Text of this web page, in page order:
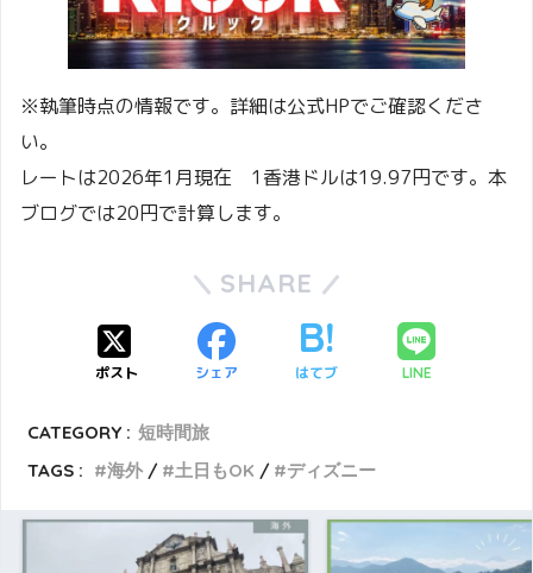
※執筆時点の情報です。詳細は公式HPでご確認くださ
い。
レートは2026年1月現在 1香港ドルは19.97円です。本
ブログでは20円で計算します。
SHARE
ポスト シェア はてブ LINE
CATEGORY : 短時間旅
TAGS :
海外 土日もOK ディズニー